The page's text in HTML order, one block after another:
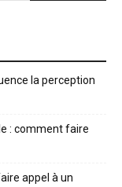
la perception
: comment faire
appel à un